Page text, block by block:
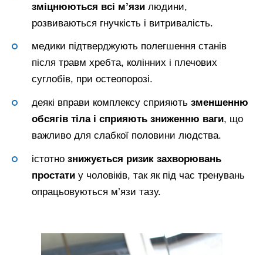
зміцнюються всі м’язи людини,
розвиваються гнучкість і витривалість.
медики підтверджують полегшення станів
після травм хребта, колінних і плечових
суглобів, при остеопорозі.
деякі вправи комплексу сприяють зменшенню
обсягів тіла і сприяють зниженню ваги, що
важливо для слабкої половини людства.
істотно знижується ризик захворювань
простати у чоловіків, так як під час тренувань
опрацьовуються м’язи тазу.